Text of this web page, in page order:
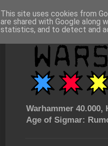
Warhammer 40.000,
Age of Sigmar:
This site uses cookies from
are shared with Google along
statistics, and to detect and